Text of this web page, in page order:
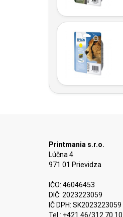
Printmania s.r.o.
Lúčna 4
971 01 Prievidza
IČO: 46046453
DIČ: 2023223059
IČ DPH: SK2023223059
Tel.: +421 46/312 70 10